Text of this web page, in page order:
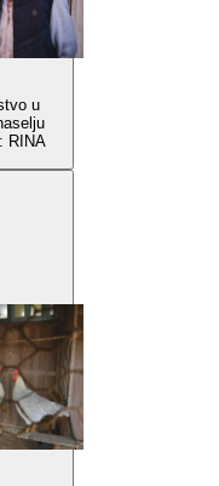
u
RINA